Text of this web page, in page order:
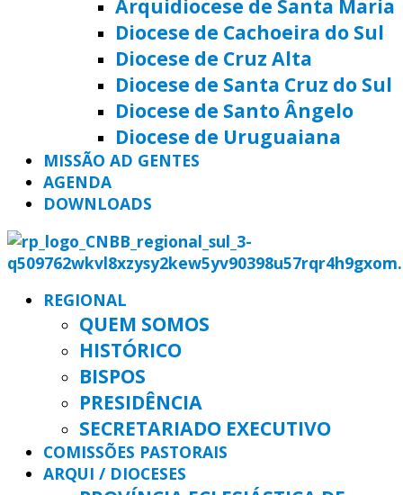
Arquidiocese de Santa Maria
Diocese de Cachoeira do Sul
Diocese de Cruz Alta
Diocese de Santa Cruz do Sul
Diocese de Santo Ângelo
Diocese de Uruguaiana
MISSÃO AD GENTES
AGENDA
DOWNLOADS
REGIONAL
QUEM SOMOS
HISTÓRICO
BISPOS
PRESIDÊNCIA
SECRETARIADO EXECUTIVO
COMISSÕES PASTORAIS
ARQUI / DIOCESES